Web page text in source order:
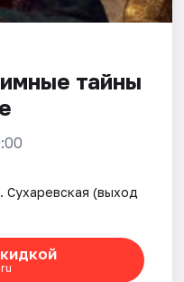
тайны
Сухаревская (выход